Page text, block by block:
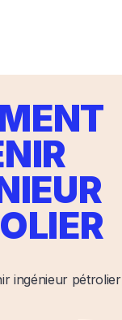
ingénieur pétrolier